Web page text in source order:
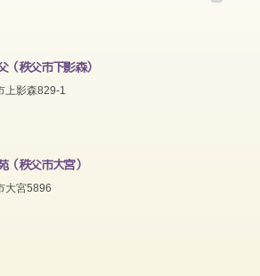
（秩父市下影森）
上影森829-1
（秩父市大宮）
大宮5896